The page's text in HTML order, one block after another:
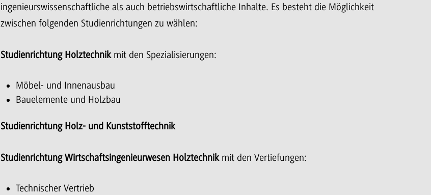
ingenieurswissenschaftliche als auch betriebswirtschaftliche Inhalte. Es besteht die Möglichkeit
zwischen folgenden Studienrichtungen zu wählen:
Studienrichtung Holztechnikmit den Spezialisierungen:
Möbel- und Innenausbau
Bauelemente und Holzbau
Studienrichtung Holz- und Kunststofftechnik
Studienrichtung Wirtschaftsingenieurwesen Holztechnik mit den Vertiefungen:
Technischer Vertrieb